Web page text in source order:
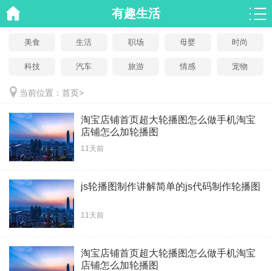
有趣生活
美食 生活 职场 母婴 时尚
科技 汽车 旅游 情感 宠物
当前位置： 首页>
淘宝店铺首页超大轮播图怎么做手机淘宝
店铺怎么加轮播图
11天前
js轮播图制作讲解简单的js代码制作轮播图
11天前
淘宝店铺首页超大轮播图怎么做手机淘宝
店铺怎么加轮播图